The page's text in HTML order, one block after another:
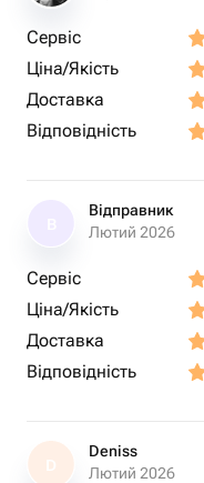
Сервіс
Ціна/Якість
Доставка
Відповідність
Відправник
Лютий 2026
Сервіс
Ціна/Якість
Доставка
Відповідність
D
Deniss
Лютий 2026